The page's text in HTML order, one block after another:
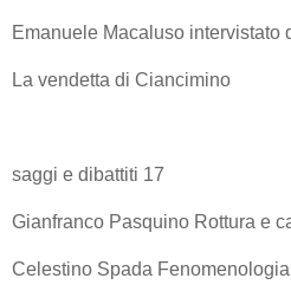
Emanuele Macaluso intervistato
La vendetta di Ciancimino
saggi e dibattiti 17
Gianfranco Pasquino Rottura e
Celestino Spada